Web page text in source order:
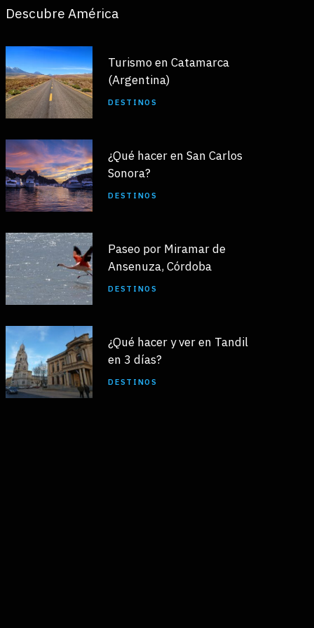
Descubre América
Turismo en Catamarca
(Argentina)
DESTINOS
¿Qué hacer en San Carlos
Sonora?
DESTINOS
Paseo por Miramar de
Ansenuza, Córdoba
DESTINOS
¿Qué hacer y ver en Tandil
en 3 días?
DESTINOS